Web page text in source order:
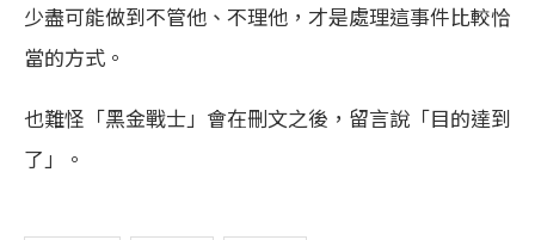
少盡可能做到不管他、不理他，才是處理這事件比較恰
當的方式。
也難怪「黑金戰士」會在刪文之後，留言說「目的達到
了」。